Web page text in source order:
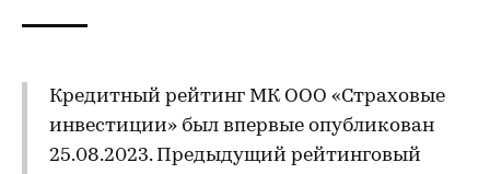
Кредитный рейтинг МК ООО «Страховые
инвестиции» был впервые опубликован
25.08.2023. Предыдущий рейтинговый